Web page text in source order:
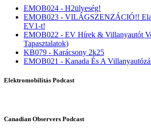
EMOB024 - H2ülyeség!
EMOB023 - VILÁGSZENZÁCIÓ!!
EV1-t!
EMOB022 - EV Hírek & Villanyautót
Tapasztalatok)
KB079 - Karácsony 2k25
EMOB021 - Kanada És A
Elektromobilitás Podcast
Canadian Observers Podcast